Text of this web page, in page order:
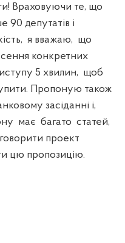
Враховуючи те, що
90 депутатів і
я вважаю, що
конкретних
5 хвилин, щоб
Пропоную також
засіданні і,
має багато статей,
проект
цю пропозицію.